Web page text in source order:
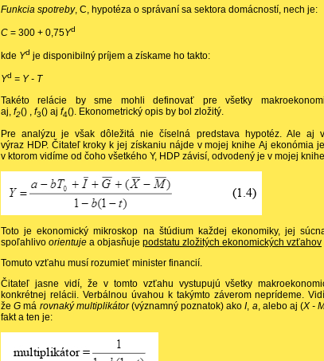
Funkcia spotreby, C, hypotéza o správaní sa sektora domácností, nech je:
C = 300 + 0,75Yd
kde Yd je disponibilný príjem a získame ho takto:
Yd = Y - T
Takéto relácie by sme mohli definovať pre všetky
aj, f2() , f3() aj f4(). Ekonometrický opis by bol zložitý.
Pre analýzu je však dôležitá nie číselná predstava hypotéz. Ale aj
výraz HDP. Čitateľ kroky k jej získaniu nájde v mojej knihe Aj ekonómia
v ktorom vidíme od čoho všetkého Y, HDP závisí, odvodený je v mojej
Toto je ekonomický mikroskop na štúdium každej ekonomiky, jej
spoľahlivo orientuje a objasňuje podstatu zložitých ekonomických vzťahov
Tomuto vzťahu musí rozumieť minister financií.
Čitateľ jasne vidí, že v tomto vzťahu vystupujú všetky
konkrétnej relácii. Verbálnou úvahou k takýmto záverom neprídeme.
žeG má rovnaký multiplikátor(významný poznatok) akoI, a, alebo aj (X -
fakt a ten je: